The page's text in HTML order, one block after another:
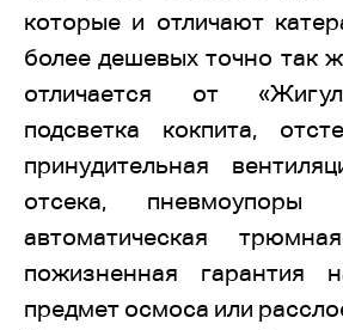
которые и отличают
более дешевых точно так
отличается от
подсветка кокпита,
принудительная
отсека, пневмоупоры
автоматическая
пожизненная гарантия
предмет осмоса или